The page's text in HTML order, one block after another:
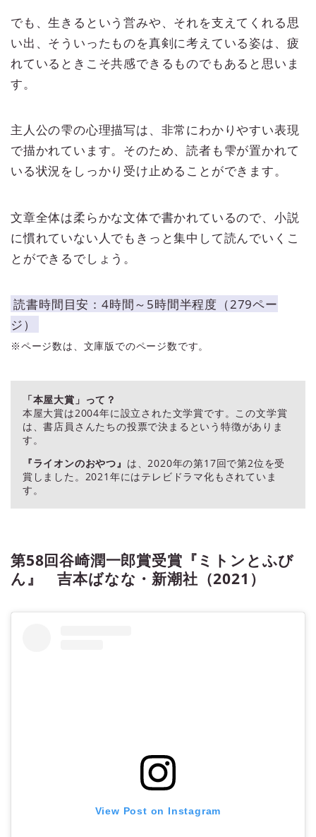
でも、生きるという営みや、それを支えてくれる思
い出、そういったものを真剣に考えている姿は、疲
れているときこそ共感できるものでもあると思いま
す。
主人公の雫の心理描写は、非常にわかりやすい表現
で描かれています。そのため、読者も雫が置かれて
いる状況をしっかり受け止めることができます。
文章全体は柔らかな文体で書かれているので、小説
に慣れていない人でもきっと集中して読んでいくこ
とができるでしょう。
読書時間目安：4時間～5時間半程度（279ペー
ジ）
※ページ数は、文庫版でのページ数です。
「本屋大賞」って？
本屋大賞は2004年に設立された文学賞です。この文学賞
は、書店員さんたちの投票で決まるという特徴がありま
す。
『ライオンのおやつ』 は、2020年の第17回で第2位を受
賞しました。2021年にはテレビドラマ化もされていま
す。
第58回谷崎潤一郎賞受賞『ミトンとふび
ん』 吉本ばなな・新潮社（2021）
View Post on Instagram